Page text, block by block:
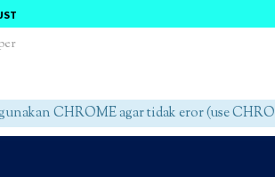
CHROME agar tidak eror (use